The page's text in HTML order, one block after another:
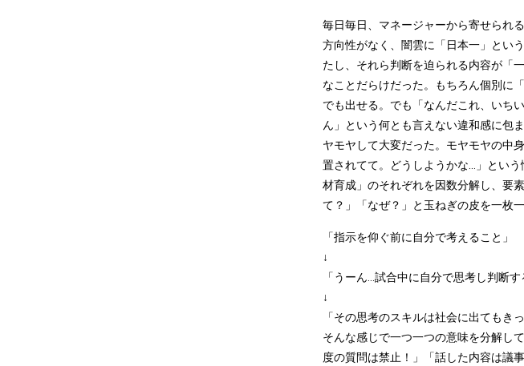
毎日毎日、マネージャーから寄せられ
方向性がなく、闇雲に「日本一」とい
たし、それら判断を迫られる内容が「
なことだらけだった。もちろん個別に
でも出せる。でも「なんだこれ、いち
ん」という何とも言えない違和感に包
ヤモヤして大変だった。モヤモヤの中
置されてて。どうしようかな...」とい
材育成」のそれぞれを因数分解し、要
て？」「なぜ？」と玉ねぎの皮を一枚
「指示を仰ぐ前に自分で考えること」
↓
「うーん...試合中に自分で思考し判断
↓
「その思考のスキルは社会に出てもき
そんな感じで一つ一つの意味を分解し
度の質問は禁止！」「話した内容は議